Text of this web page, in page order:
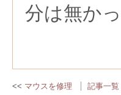
分は無か
マウスを修理 記事一覧